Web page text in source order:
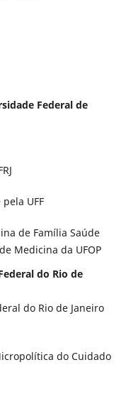
Federal de
UFF
de Família Saúde
Medicina da UFOP
do Rio de
do Rio de Janeiro
do Cuidado